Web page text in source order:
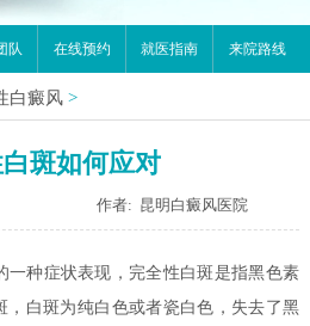
队 在线预约 就医指南 来院路线
白癜风 >
斑如何应对
作者: 昆明白癜风医院
一种症状表现，完全性白斑是指黑色素
，白斑为纯白色或者瓷白色，失去了黑